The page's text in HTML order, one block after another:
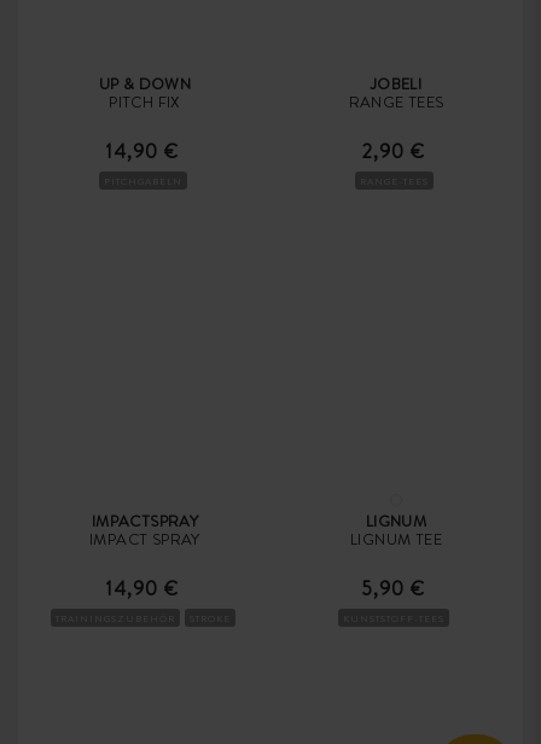
UP & DOWN
PITCH FIX
14,90 €
JOBELI
RANGE TEES
2,90 €
IMPACTSPRAY
IMPACT SPRAY
14,90 €
LIGNUM
LIGNUM TEE
5,90 €